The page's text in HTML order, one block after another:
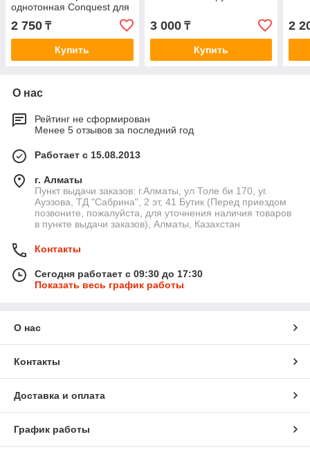
однотонная Conquest для
взрослых и подростков
2 750 ₸
Купить
3 000₸
Купить
2
О нас
Рейтинг не сформирован
Менее 5 отзывов за последний год
Работает с 15.08.2013
г. Алматы
Пункт выдачи заказов: г.Алматы, ул Толе би 170, уг.
Ауэзова, ТД "Сабрина", 2 эт, 41 Бутик (Перед приездом
позвоните, пожалуйста, для уточнения наличия товаров
в пункте выдачи заказов), Алматы, Казахстан
Контакты
Сегодня работает с 09:30 до 17:30
Показать весь график работы
О нас
Контакты
Доставка и оплата
График работы